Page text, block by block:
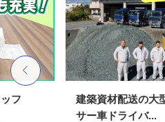
フ
建築資材配送の大
サー車ドライバ...